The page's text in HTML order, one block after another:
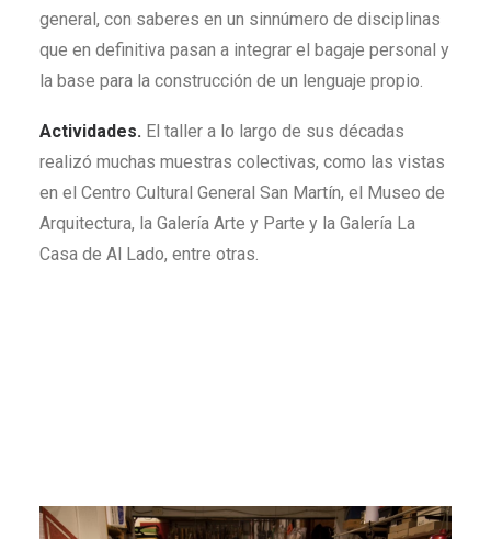
general, con saberes en un sinnúmero de disciplinas
que en definitiva pasan a integrar el bagaje personal y
la base para la construcción de un lenguaje propio.
Actividades. El taller a lo largo de sus décadas
realizó muchas muestras colectivas, como las vistas
en el Centro Cultural General San Martín, el Museo de
Arquitectura, la Galería Arte y Parte y la Galería La
Casa de Al Lado, entre otras.